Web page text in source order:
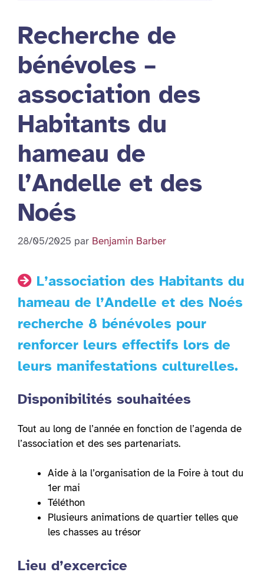
Recherche de
bénévoles –
association des
Habitants du
hameau de
l’Andelle et des
Noés
28/05/2025 par Benjamin Barber
L’association des Habitants du
hameau de l’Andelle et des Noés
recherche 8 bénévoles pour
renforcer leurs effectifs lors de
leurs manifestations culturelles.
Disponibilités souhaitées
Tout au long de l’année en fonction de l’agenda de
l’association et des ses partenariats.
Aide à la l’organisation de la Foire à tout du
1er mai
Téléthon
Plusieurs animations de quartier telles que
les chasses au trésor
Lieu d’excercice